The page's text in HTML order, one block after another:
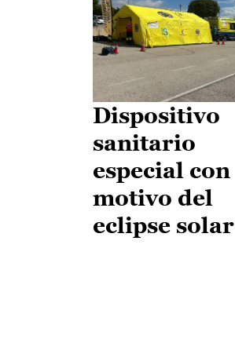
Dispositivo
sanitario
especial con
motivo del
eclipse solar